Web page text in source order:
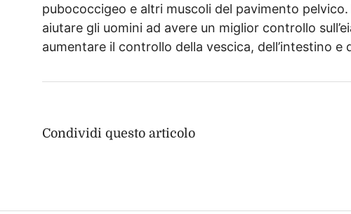
pubococcigeo e altri muscoli del pavimento
aiutare gli uomini ad avere un miglior controllo
aumentare il controllo della vescica, dell’intestino e
Condividi questo articolo